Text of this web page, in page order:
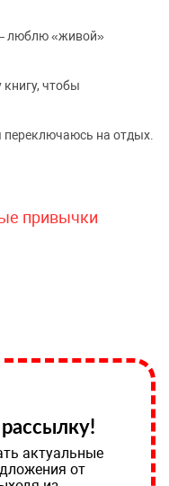
люблю «живой»
чтобы
переключаюсь на отдых.
привычки
актуальные
от